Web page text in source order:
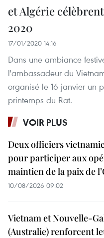
et Algérie
2020
17/01/2020 14:16
Dans une ambiance
l'ambassadeur du
organisé le 16 janvier un
printemps du Rat.
VOIR PLUS
Deux officiers
pour participer aux
maintien de la paix de
10/08/2026 09:02
Vietnam et Nouvelle-
(Australie) renforcent